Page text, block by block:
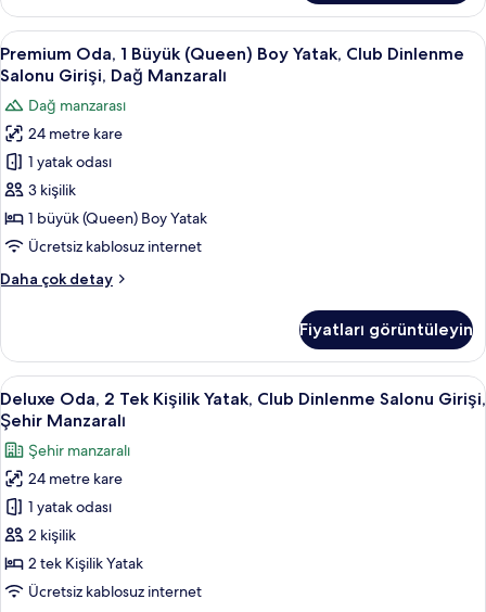
Manzaralı
için
tüm
fotoğrafları
görün
Büyük
(King)
Boy
Yatak,
Dinlenme
Salonu
Girişi,
Dağ
Manzaralı
daha
fazla
Premium
Oda,
Büyük
(Queen)
Boy
Yatak,
Club
Dinlenme
Girişi,
için
tüm
fotoğrafları
görün
Kaliteli yatak takımı, odada kasa, masa
2
Premium Oda, 1 Büyük (Queen) Boy Yatak, Club Dinlenme
Salonu Girişi, Dağ Manzaralı
Dağ manzarası
24 metre kare
1 yatak odası
3 kişilik
1 büyük (Queen) Boy Yatak
Ücretsiz kablosuz internet
Daha çok detay
Premium
(Queen)
Boy
Yatak,
Club
Dinlenme
Salonu
Girişi,
Dağ
Manzaralı
hakkında
fazla
detay
Fiyatları görüntüleyin
Deluxe
Oda,
2
Tek
Kişilik
Yatak,
Club
Dinlenme
Salonu
Kaliteli yatak takımı, odada kasa, masa
2
Deluxe Oda, 2 Tek Kişilik Yatak, Club Dinlenme Salonu Girişi,
Şehir Manzaralı
Şehir manzaralı
24 metre kare
1 yatak odası
2 kişilik
2 tek Kişilik Yatak
Ücretsiz kablosuz internet